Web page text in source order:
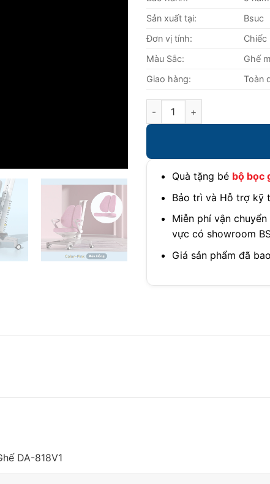
Sản xuất tại:
Bsuc
Đơn vị tính:
Chiếc
Màu Sắc:
Ghế
Giao hàng:
Toàn
Ghế chống gù lưng nâng hạ
Quà tặng bé bộ bọc
Bảo trì và Hỗ trợ kỹ
Miễn phí vận
vực có showroom
Giá sản phẩm đã
DA-818V1